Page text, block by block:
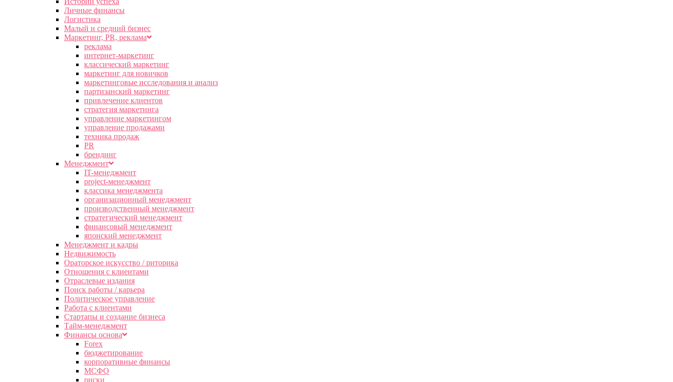
Личные финансы
Логистика
Малый и средний бизнес
Маркетинг, PR, реклама
реклама
интернет-маркетинг
классический маркетинг
маркетинг для новичков
маркетинговые исследования и анализ
партизанский маркетинг
привлечение клиентов
стратегия маркетинга
управление маркетингом
управление продажами
техника продаж
PR
брендинг
Менеджмент
IT-менеджмент
project-менеджмент
классика менеджмента
организационный менеджмент
производственный менеджмент
стратегический менеджмент
финансовый менеджмент
японский менеджмент
Менеджмент и кадры
Недвижимость
Ораторское искусство / риторика
Отношения с клиентами
Отраслевые издания
Поиск работы / карьера
Политическое управление
Работа с клиентами
Стартапы и создание бизнеса
Тайм-менеджмент
Финансы основа
Forex
бюджетирование
корпоративные финансы
МСФО
риски